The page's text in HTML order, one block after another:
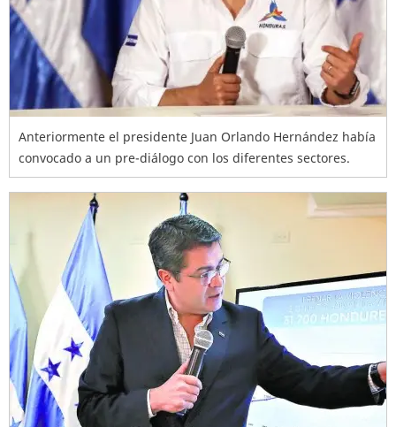
Anteriormente el presidente Juan Orlando Hernández había
convocado a un pre-diálogo con los diferentes sectores.